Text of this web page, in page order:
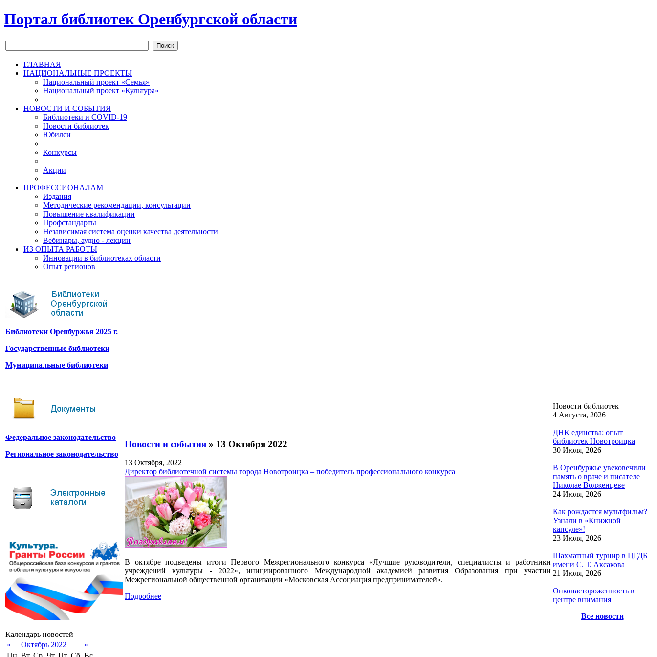
Портал библиотек Оренбургской области
Поиск
ГЛАВНАЯ
НАЦИОНАЛЬНЫЕ ПРОЕКТЫ
Национальный проект «Семья»
Национальный проект «Культура»
НОВОСТИ И СОБЫТИЯ
Библиотеки и COVID-19
Новости библиотек
Юбилеи
Конкурсы
Акции
ПРОФЕССИОНАЛАМ
Издания
Методические рекомендации, консультации
Повышение квалификации
Профстандарты
Независимая система оценки качества деятельности
Вебинары, аудио - лекции
ИЗ ОПЫТА РАБОТЫ
Инновации в библиотеках области
Опыт регионов
Библиотеки Оренбуржья 2025 г.
Государственные библиотеки
Муниципальные библиотеки
Федеральное законодательство
Региональное законодательство
Календарь новостей
«
Октябрь 2022
»
Пн. Вт. Ср. Чт. Пт. Сб. Вс.
Новости и события » 13 Октября 2022
13 Октября, 2022
Директор библиотечной системы города Новотроицка – победитель профессионального конкурса
В октябре подведены итоги Первого Межрегионального конкурса «Лучшие руководители, специалисты и работники
учреждений культуры - 2022», инициированного Международной академией развития Образования при участии
Межрегиональной общественной организации «Московская Ассоциация предпринимателей».
Подробнее
Новости библиотек
4 Августа, 2026
ДНК единства: опыт
библиотек Новотроицка
30 Июля, 2026
В Оренбуржье увековечили
память о враче и писателе
Николае Волженцеве
24 Июля, 2026
Как рождается мультфильм?
Узнали в «Книжной
капсуле»!
23 Июля, 2026
Шахматный турнир в ЦГДБ
имени С. Т. Аксакова
21 Июля, 2026
Онконастороженность в
центре внимания
Все новости